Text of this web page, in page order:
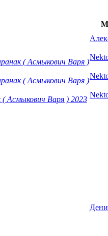
( Асмыкович Варя )
( Асмыкович Варя )
( Асмыкович Варя ) 2023